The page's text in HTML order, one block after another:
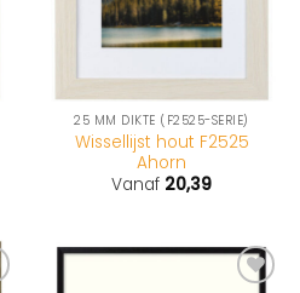
25 MM DIKTE (F2525-SERIE)
Wissellijst hout F2525
Ahorn
Vanaf 20,39